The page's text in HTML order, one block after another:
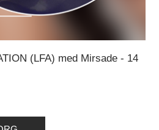
(LFA) med Mirsade - 14